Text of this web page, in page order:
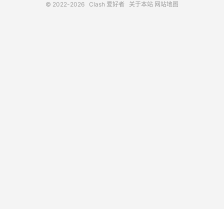
© 2022-2026 Clash 爱好者 关于本站 网站地图